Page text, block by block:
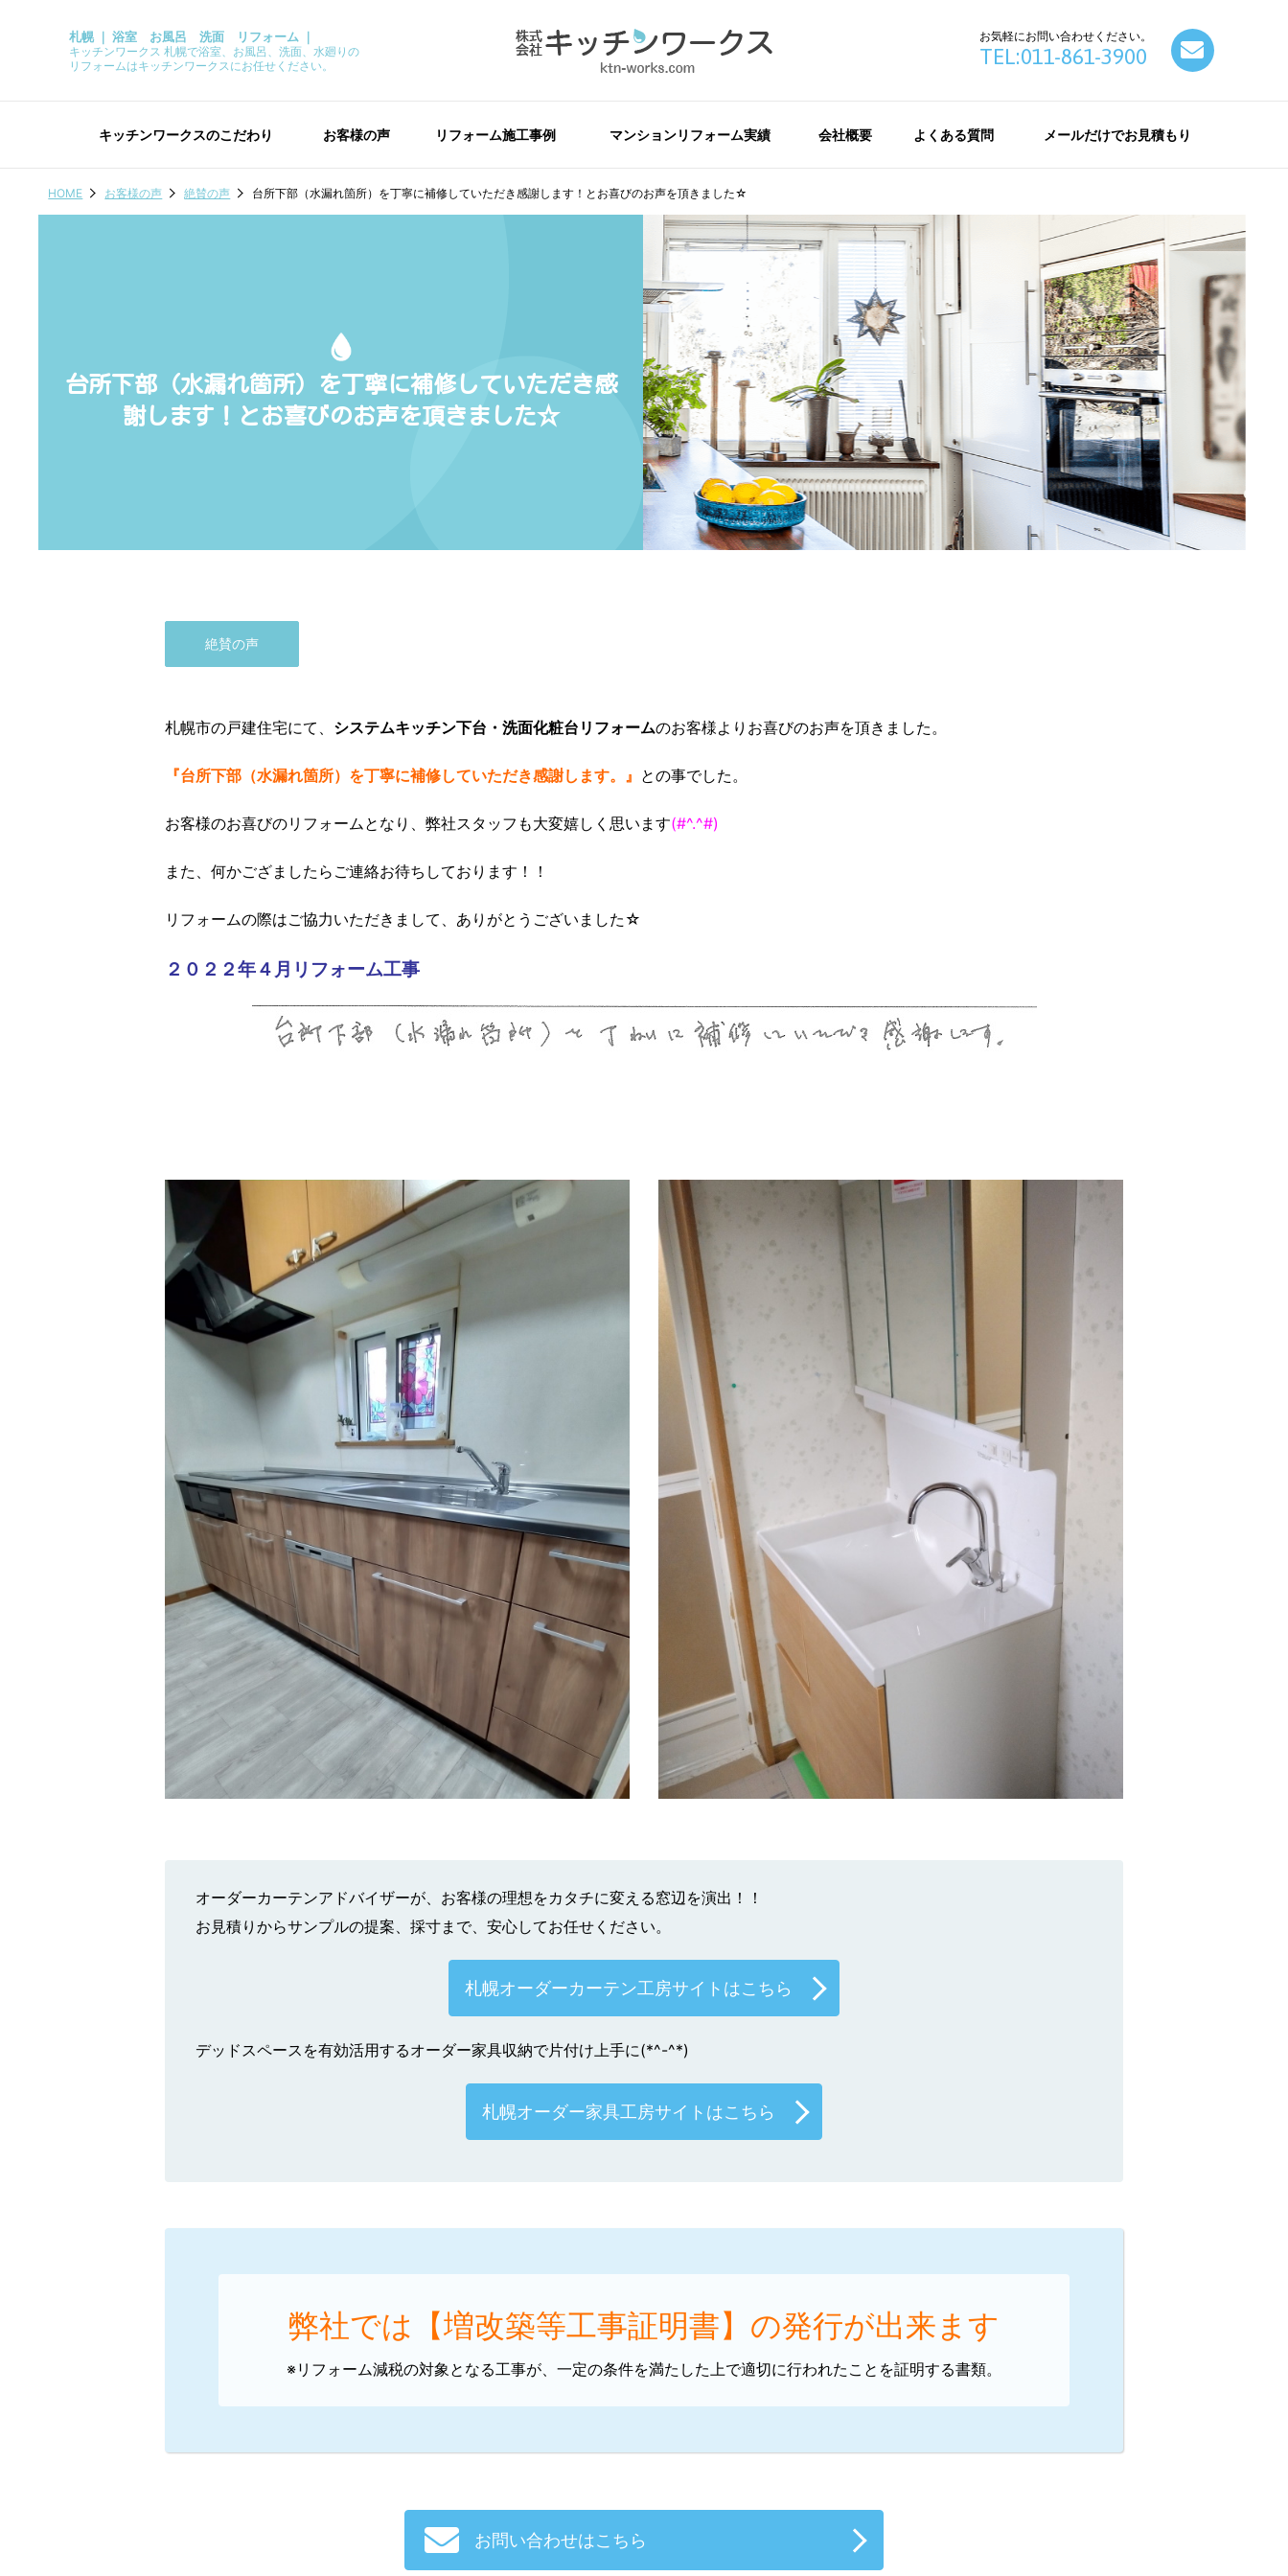
札幌 ｜ 浴室 お風呂 洗面 リフォーム ｜
キッチンワークス 札幌で浴室、お風呂、洗面、水廻りの
リフォームはキッチンワークスにお任せください。
お気軽にお問い合わせください。
TEL:011-861-3900
キッチンワークスのこだわり お客様の声 リフォーム施工事例 マンションリフォーム実績 会社概要 よくある質問 メールだけでお見積もり
HOME お客様の声 絶賛の声 台所下部（水漏れ箇所）を丁寧に補修していただき感謝します！とお喜びのお声を頂きました☆
台所下部（水漏れ箇所）を丁寧に補修していただき感
謝します！とお喜びのお声を頂きました☆
絶賛の声
札幌市の戸建住宅にて、 システムキッチン下台・洗面化粧台リフォームのお客様よりお喜びのお声を頂きました。
『台所下部（水漏れ箇所）を丁寧に補修していただき感謝します。』 との事でした。
お客様のお喜びのリフォームとなり、弊社スタッフも大変嬉しく思います(#^.^#)
また、何かござましたらご連絡お待ちしております！！
リフォームの際はご協力いただきまして、ありがとうございました☆
２０２２年４月リフォーム工事
オーダーカーテンアドバイザーが、お客様の理想をカタチに変える窓辺を演出！！
お見積りからサンプルの提案、採寸まで、安心してお任せください。
札幌オーダーカーテン工房サイトはこちら
デッドスペースを有効活用するオーダー家具収納で片付け上手に(*^-^*)
札幌オーダー家具工房サイトはこちら
弊社では【増改築等工事証明書】の発行が出来ます
※リフォーム減税の対象となる工事が、一定の条件を満たした上で適切に行われたことを証明する書類。
お問い合わせはこちら